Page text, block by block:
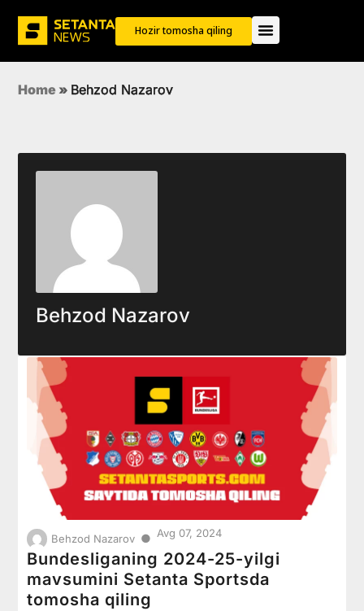
Hozir tomosha qiling
Home » Behzod Nazarov
Behzod Nazarov
Behzod Nazarov ● Avg 07, 2024
Bundesliganing 2024-25-yilgi
mavsumini Setanta Sportsda
tomosha qiling